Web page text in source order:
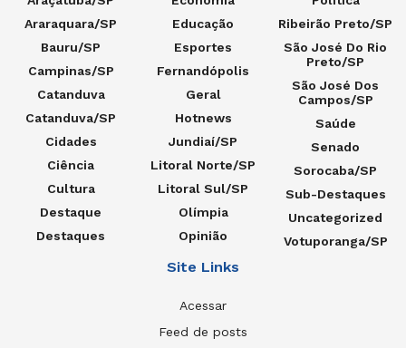
Araraquara/SP
Bauru/SP
Campinas/SP
Catanduva
Catanduva/SP
Cidades
Ciência
Cultura
Destaque
Destaques
Educação
Esportes
Fernandópolis
Geral
Hotnews
Jundiaí/SP
Litoral Norte/SP
Litoral Sul/SP
Olímpia
Opinião
Ribeirão Preto/SP
São José Do Rio
Preto/SP
São José Dos
Campos/SP
Saúde
Senado
Sorocaba/SP
Sub-Destaques
Uncategorized
Votuporanga/SP
Site Links
Acessar
Feed de posts